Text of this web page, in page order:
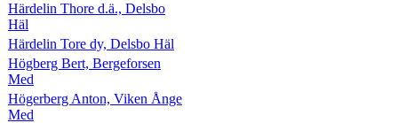
Härdelin Thore d.ä., Delsbo
Häl
Härdelin Tore dy, Delsbo Häl
Högberg Bert, Bergeforsen
Med
Högerberg Anton, Viken Ånge
Med